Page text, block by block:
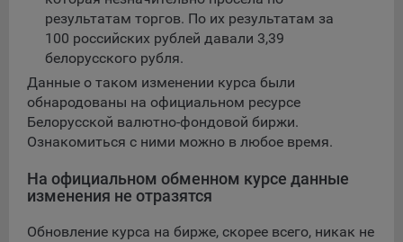
Общество обрабатывает обезличенные данные
пользователей сайта (включая файлы «cookie»),
собираемые с помощью сервисов Интернет-статистики,
которые служат для сбора информации о действиях
пользователей на сайте, улучшения качества сайта и его
содержания. Общество обрабатывает обезличенные
данные о пользователе в случае, если это разрешено в
настройках браузера пользователя (включено
JavaScript).
cookie:
результатам торгов. По их результатам за
100 российских рублей давали 3,39
белорусского рубля.
Данные о таком изменении курса были
обнародованы на официальном ресурсе
Белорусской валютно-фондовой биржи.
Ознакомиться с ними можно в любое время.
На официальном обменном курсе данные
изменения не отразятся
Обновление курса на бирже, скорее всего, никак не